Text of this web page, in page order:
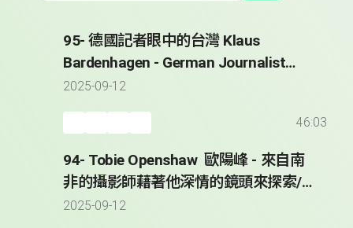
95- 德國記者眼中的台灣 Klaus
Bardenhagen - German Journalist
Reporting from Taiwan since 2008
2025-09-12
46:03
94- Tobie Openshaw 歐陽峰 - 來自南
非的攝影師藉著他深情的鏡頭來探索/
紀錄台灣 * Taiwan Through the Lens
2025-09-12